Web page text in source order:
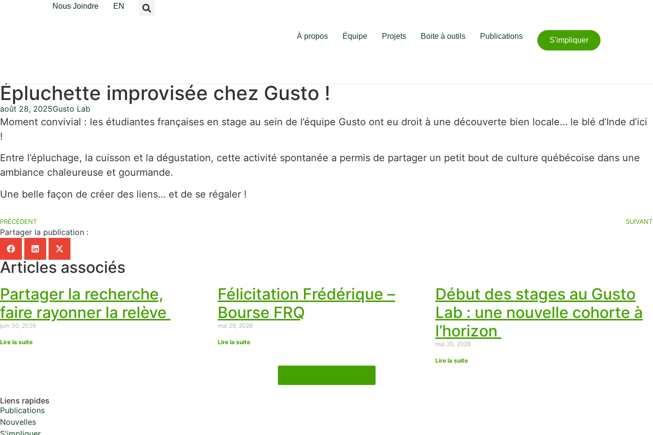
Nous Joindre EN
À propos Équipe Projets Boite à outils Publications S'impliquer
Épluchette improvisée chez Gusto !
août 28, 2025Gusto Lab
Moment convivial : les étudiantes françaises en stage au sein de l’équipe Gusto ont eu droit à une découverte bien locale… le blé d’Inde d’ici
!
Entre l’épluchage, la cuisson et la dégustation, cette activité spontanée a permis de partager un petit bout de culture québécoise dans une
ambiance chaleureuse et gourmande.
Une belle façon de créer des liens… et de se régaler !
PRÉCÉDENT SUIVANT
Partager la publication :
Articles associés
Partager la recherche,
faire rayonner la relève
juin 30, 2026
Lire la suite
Félicitation Frédérique –
Bourse FRQ
mai 29, 2026
Lire la suite
Début des stages au Gusto
Lab : une nouvelle cohorte à
l’horizon
mai 20, 2026
Lire la suite
Liens rapides
Publications
Nouvelles